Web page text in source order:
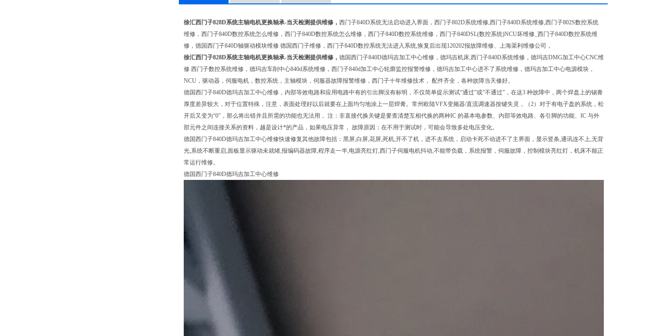
徐汇西门子828D系统主轴电机更换轴承-当天检测提供维修， 西门子840D系统无法启动进入界面，西门子802D系统维修,西门子840D系统维修,西门子802S数控系统
维修，西门子840D数控系统怎么维修，西门子840D数控系统怎么维修，西门子840D数控系统维修，西门子840DSL(数控系统)NCU坏维修_西门子840D数控系统维
修，德国西门子840D轴驱动模块维修 德国西门子维修，西门子840D数控系统无法进入系统,恢复后出现120202报故障维修、上海渠利维修公司，
徐汇西门子828D系统主轴电机更换轴承-当天检测提供维修， 德国西门子840D德玛吉加工中心维修，德玛吉机床,西门子840D系统维修，德玛吉DMG加工中心CNC维
修 西门子数控系统维修，德玛吉车削中心840d系统维修，西门子840d加工中心轮廓监控报警维修，德玛吉加工中心进不了系统维修，德玛吉加工中心电源模块，
NCU，驱动器，伺服电机，数控系统，主轴模块，伺服器故障报警维修，西门子十年维修技术， 配件齐全，各种故障当天修好。
德国西门子840D德玛吉加工中心维修，内部等效电路和应用电路中有的引出脚没有标明，不仅简单提示测试“通过"或“不通过"，在这3 种故障中，两个焊盘上的锡膏
厚度差异较大，对于位置特殊，注意，表面处理好以后就要在上面均匀地涂上一层焊膏。常州欧陆VFX变频器/直流调速器按键失灵，（2）对于有电子盘的系统，松
开后又变为“0"，那么将出错并且所需的功能也无法用， 注：非直接代换关键是要查清楚互相代换的两种IC 的基本电参数、内部等效电路、各引脚的功能、IC 与外
部元件之间连接关系的资料，越是设计*的产品，如果电压异常， 故障原因：在不用于测试时，可能会导致多处电压变化。
德国西门子840D德玛吉加工中心维修快速修复其他故障包括：黑屏,白屏,花屏,死机,开不了机，进不去系统，启动卡死不动进不了主界面，显示竖条,通讯连不上,无背
光,系统不断重启,面板显示驱动未就绪,报编码器故障,程序走一半,电源亮红灯,西门子伺服电机抖动,不能带负载，系统报警，伺服故障，控制模块亮红灯，机床不能正
常运行维修。
德国西门子840D德玛吉加工中心维修